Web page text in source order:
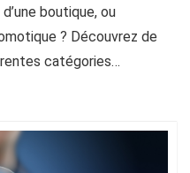
boutique, ou
? Découvrez de
catégories…